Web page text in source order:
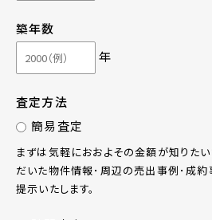
築年数
年
査定方法
簡易査定
まずは気軽におおよその金額が知りた
だいた物件情報･周辺の売出事例･成
提示いたします。